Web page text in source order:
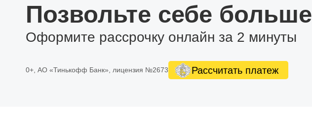
Позвольте себе больше
Оформите рассрочку онлайн за 2 минуты
0+, АО «Тинькофф Банк», лицензия №2673 Рассчитать платеж